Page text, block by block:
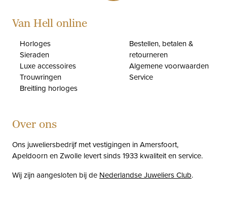
Van Hell online
Horloges
Sieraden
Luxe accessoires
Trouwringen
Breitling horloges
Bestellen, betalen &
retourneren
Algemene voorwaarden
Service
Over ons
Ons juweliersbedrijf met vestigingen in Amersfoort,
Apeldoorn en Zwolle levert sinds 1933 kwaliteit en service.
Wij zijn aangesloten bij de Nederlandse Juweliers Club.